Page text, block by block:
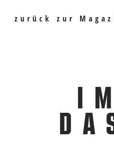
zurück zur